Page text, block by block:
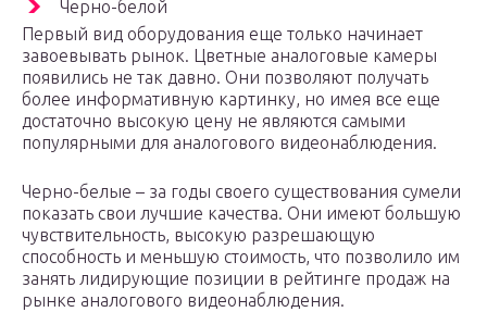
Черно-белой
Первый вид оборудования еще только начинает
завоевывать рынок. Цветные аналоговые камеры
появились не так давно. Они позволяют получать
более информативную картинку, но имея все еще
достаточно высокую цену не являются самыми
популярными для аналогового видеонаблюдения.
Черно-белые – за годы своего существования сумели
показать свои лучшие качества. Они имеют большую
чувствительность, высокую разрешающую
способность и меньшую стоимость, что позволило им
занять лидирующие позиции в рейтинге продаж на
рынке аналогового видеонаблюдения.